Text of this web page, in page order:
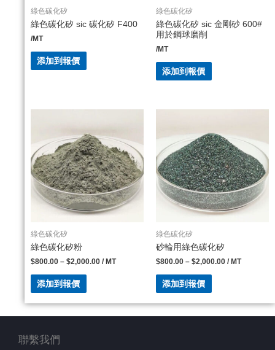
綠色碳化矽
綠色碳化矽 sic 碳化矽 F400
/MT
添加到報價
綠色碳化矽
綠色碳化矽 sic 金剛砂 600#
用於鋼球磨削
/MT
添加到報價
綠色碳化矽
綠色碳化矽粉
$800.00 – $2,000.00 / MT
添加到報價
綠色碳化矽
砂輪用綠色碳化矽
$800.00 – $2,000.00 / MT
添加到報價
聯繫我們